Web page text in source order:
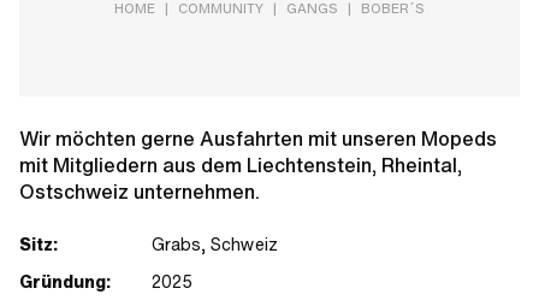
HOME | COMMUNITY | GANGS | BOBER´S
Wir möchten gerne Ausfahrten mit unseren Mopeds
mit Mitgliedern aus dem Liechtenstein, Rheintal,
Ostschweiz unternehmen.
Sitz:
Grabs, Schweiz
Gründung:
2025